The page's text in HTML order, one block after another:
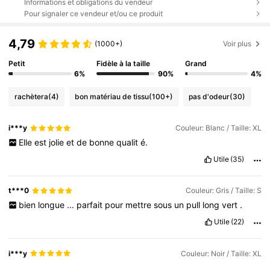
Informations et obligations du vendeur
Pour signaler ce vendeur et/ou ce produit
4,79 (1000+) Voir plus
Petit
6%
Fidèle à la taille
90%
Grand
4%
rachètera(4) bon matériau de tissu(100+) pas d'odeur(30)
i***y Couleur: Blanc / Taille: XL
Elle est jolie et de bonne qualit é.
Utile (35)
t***0 Couleur: Gris / Taille: S
bien longue ... parfait pour mettre sous un pull long vert .
Utile (22)
i***y Couleur: Noir / Taille: XL